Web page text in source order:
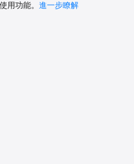
用功能。 進一步瞭解